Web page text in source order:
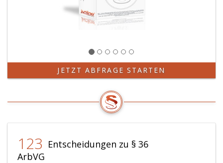
JETZT ABFRAGE STARTEN
123 Entscheidungen zu § 36
ArbVG